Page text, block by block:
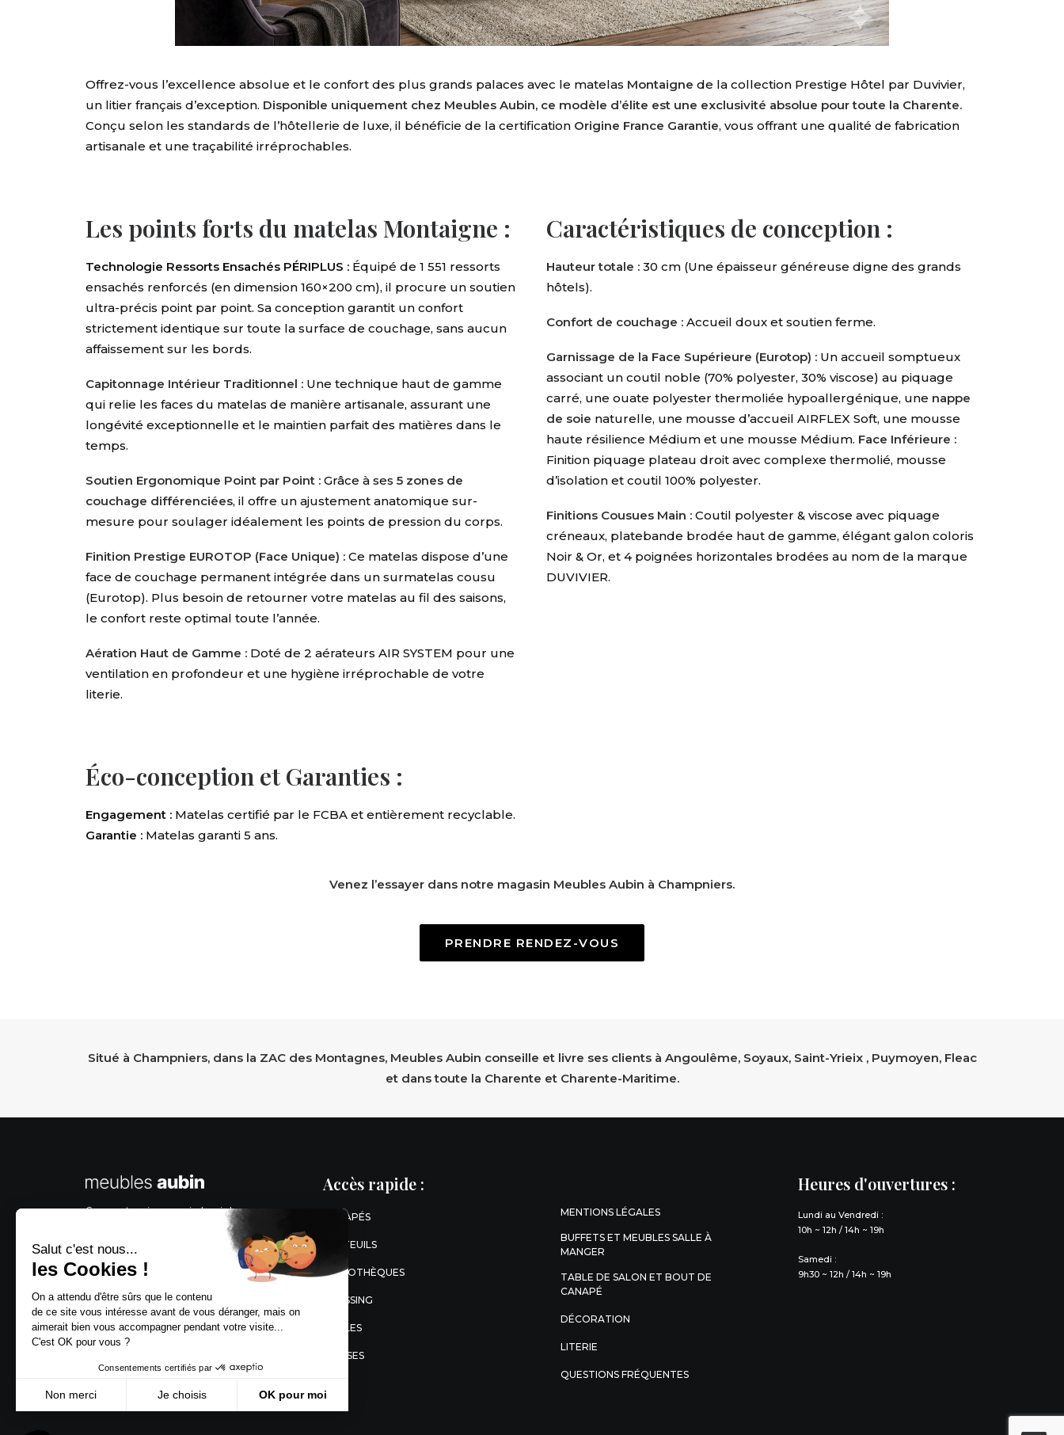
Offrez-vous l’excellence absolue et le confort des plus grands palaces avec le matelas Montaigne de la collection Prestige Hôtel par Duvivier,
un litier français d’exception. Disponible uniquement chez Meubles Aubin, ce modèle d’élite est une exclusivité absolue pour toute la Charente.
Conçu selon les standards de l’hôtellerie de luxe, il bénéficie de la certification Origine France Garantie, vous offrant une qualité de fabrication
artisanale et une traçabilité irréprochables.
Les points forts du matelas Montaigne :
Technologie Ressorts Ensachés PÉRIPLUS : Équipé de 1 551 ressorts
ensachés renforcés (en dimension 160×200 cm), il procure un soutien
ultra-précis point par point. Sa conception garantit un confort
strictement identique sur toute la surface de couchage, sans aucun
affaissement sur les bords.
Capitonnage Intérieur Traditionnel : Une technique haut de gamme
qui relie les faces du matelas de manière artisanale, assurant une
longévité exceptionnelle et le maintien parfait des matières dans le
temps.
Soutien Ergonomique Point par Point : Grâce à ses 5 zones de
couchage différenciées, il offre un ajustement anatomique sur-
mesure pour soulager idéalement les points de pression du corps.
Finition Prestige EUROTOP (Face Unique) : Ce matelas dispose d’une
face de couchage permanent intégrée dans un surmatelas cousu
(Eurotop). Plus besoin de retourner votre matelas au fil des saisons,
le confort reste optimal toute l’année.
Aération Haut de Gamme : Doté de 2 aérateurs AIR SYSTEM pour une
ventilation en profondeur et une hygiène irréprochable de votre
literie.
Caractéristiques de conception :
Hauteur totale : 30 cm (Une épaisseur généreuse digne des grands
hôtels).
Confort de couchage : Accueil doux et soutien ferme.
Garnissage de la Face Supérieure (Eurotop) : Un accueil somptueux
associant un coutil noble (70% polyester, 30% viscose) au piquage
carré, une ouate polyester thermoliée hypoallergénique, une nappe
de soie naturelle, une mousse d’accueil AIRFLEX Soft, une mousse
haute résilience Médium et une mousse Médium. Face Inférieure :
Finition piquage plateau droit avec complexe thermolié, mousse
d’isolation et coutil 100% polyester.
Finitions Cousues Main : Coutil polyester & viscose avec piquage
créneaux, platebande brodée haut de gamme, élégant galon coloris
Noir & Or, et 4 poignées horizontales brodées au nom de la marque
DUVIVIER.
Éco-conception et Garanties :
Engagement : Matelas certifié par le FCBA et entièrement recyclable.
Garantie : Matelas garanti 5 ans.
Venez l’essayer dans notre magasin Meubles Aubin à Champniers.
PRENDRE RENDEZ-VOUS
Situé à Champniers, dans la ZAC des Montagnes, Meubles Aubin conseille et livre ses clients à Angoulême, Soyaux, Saint-Yrieix , Puymoyen, Fleac
et dans toute la Charente et Charente-Maritime.
Comment venir nous voir depuis le
centre d’Angoulême, de Brie ou de
Cliquez sur notre adresse
Adresse :
99, rue de l’Entrait, ZA Les Montagnes
16430 Champniers
Nous contacter
Accès rapide :
CANAPÉS
FAUTEUILS
BIBLIOTHÈQUES
DRESSING
TABLES
CHAISES
MENTIONS LÉGALES
BUFFETS ET MEUBLES SALLE À
MANGER
TABLE DE SALON ET BOUT DE
CANAPÉ
DÉCORATION
LITERIE
QUESTIONS FRÉQUENTES
Heures d'ouvertures :
Lundi au Vendredi :
10h ~ 12h / 14h ~ 19h
Samedi :
9h30 ~ 12h / 14h ~ 19h
Salut c'est nous...
les Cookies !
On a attendu d'être sûrs que le contenu
de ce site vous intéresse avant de vous déranger, mais on
aimerait bien vous accompagner pendant votre visite...
C'est OK pour vous ?
Consentements certifiés par
Non merci Je choisis OK pour moi